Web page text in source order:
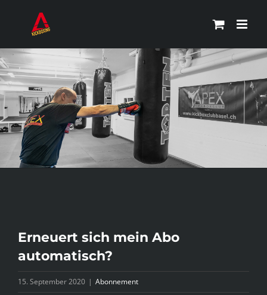
springen
Erneuert sich mein Abo
automatisch?
15. September 2020 | Abonnement